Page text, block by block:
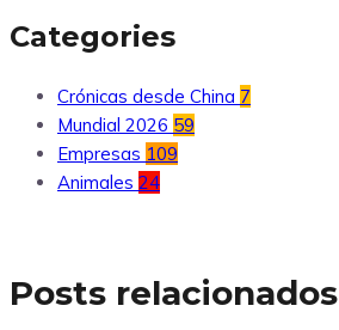
Categories
Crónicas desde China 7
Mundial 2026 59
Empresas 109
Animales 24
Posts relacionados